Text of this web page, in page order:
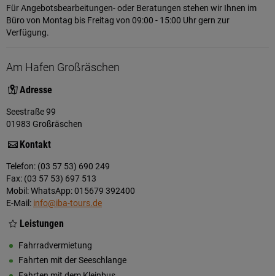
Für Angebotsbearbeitungen- oder Beratungen stehen wir Ihnen im
Büro von Montag bis Freitag von 09:00 - 15:00 Uhr gern zur
Verfügung.
Am Hafen Großräschen
Adresse
Seestraße 99
01983 Großräschen
Kontakt
Telefon: (03 57 53) 690 249
Fax: (03 57 53) 697 513
Mobil: WhatsApp: 015679 392400
E-Mail: info@iba-tours.de
Leistungen
Fahrradvermietung
Fahrten mit der Seeschlange